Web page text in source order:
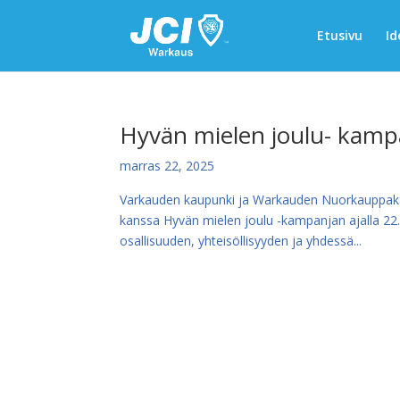
Etusivu
Hyvän mielen joulu-
marras 22, 2025
Varkauden kaupunki ja Warkauden
kanssa Hyvän mielen joulu -kampanjan ajalla
osallisuuden, yhteisöllisyyden ja yhdessä...